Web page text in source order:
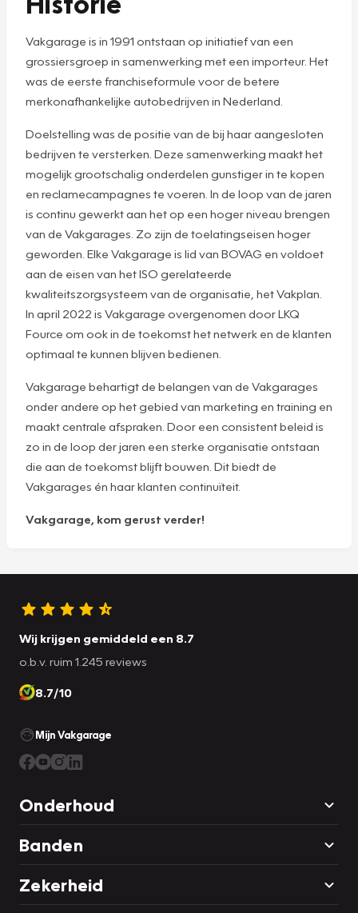
Vakgarage is in 1991 ontstaan op initiatief van een
grossiersgroep in samenwerking met een importeur. Het
was de eerste franchiseformule voor de betere
merkonafhankelijke autobedrijven in Nederland.
Doelstelling was de positie van de bij haar aangesloten
bedrijven te versterken. Deze samenwerking maakt het
mogelijk grootschalig onderdelen gunstiger in te kopen
en reclamecampagnes te voeren. In de loop van de jaren
is continu gewerkt aan het op een hoger niveau brengen
van de Vakgarages. Zo zijn de toelatingseisen hoger
geworden. Elke Vakgarage is lid van BOVAG en voldoet
aan de eisen van het ISO gerelateerde
kwaliteitszorgsysteem van de organisatie, het Vakplan.
In april 2022 is Vakgarage overgenomen door LKQ
Fource om ook in de toekomst het netwerk en de klanten
optimaal te kunnen blijven bedienen.
Vakgarage behartigt de belangen van de Vakgarages
onder andere op het gebied van marketing en training en
maakt centrale afspraken. Door een consistent beleid is
zo in de loop der jaren een sterke organisatie ontstaan
die aan de toekomst blijft bouwen. Dit biedt de
Vakgarages én haar klanten continuïteit.
Vakgarage, kom gerust verder!
Wij krijgen gemiddeld een 8.7
o.b.v. ruim 1.245 reviews
8.7/10
Mijn Vakgarage
Onderhoud
Banden
Zekerheid